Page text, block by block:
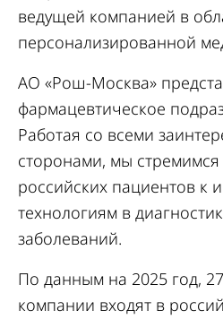
ведущей компанией в
персонализированной
АО «Рош-Москва»
фармацевтическое
Работая со всеми
сторонами, мы стремимся
российских пациентов к
технологиям в
заболеваний.
По данным на 2025 год,
компании входят в